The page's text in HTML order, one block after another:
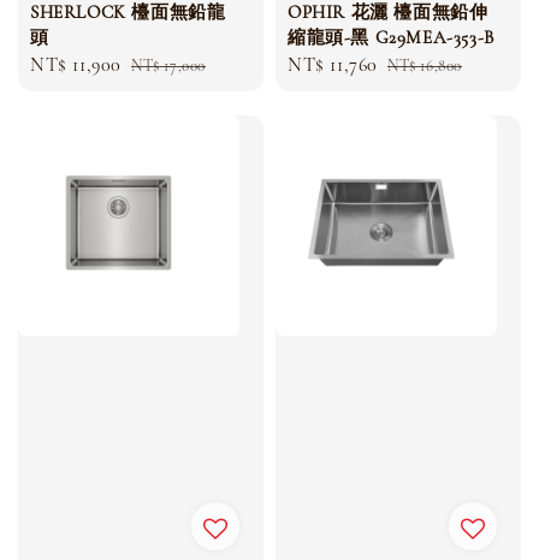
SHERLOCK 檯面無鉛龍
頭
Sale
NT$ 11,900 Regular
NT$ 17,000
OPHIR 花灑 檯面無鉛伸
縮龍頭-黑 G29MEA-353-B
Sale
NT$ 11,760 Regular
NT$ 16,800